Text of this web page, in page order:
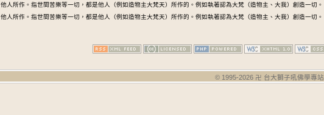
他人所作。指世間苦樂等一切，都是他人（例如造物主大梵天）所作的。例如執著認為大梵（造物主、大我）創造一切。
他人所作。指世間苦樂等一切，都是他人（例如造物主大梵天）所作的。例如執著認為大梵（造物主、大我）創造一切。
© 1995-2026 卍 台大獅子吼佛學專站